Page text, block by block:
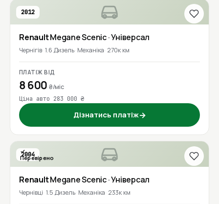
2012
RenaultMegane Scenic· Універсал
Чернігів 1.6 Дизель Механіка 270к км
ПЛАТІЖ ВІД
8 600₴/міс
Ціна авто 283 000 ₴
Дізнатись платіж→
2004
Перевірено
RenaultMegane Scenic· Універсал
Чернівці 1.5 Дизель Механіка 233к км